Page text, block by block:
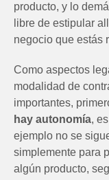
producto, y lo
libre de estipular
negocio que estás
Como aspectos
modalidad de
importantes,
hay autonomía,
ejemplo no se
simplemente para
algún producto,